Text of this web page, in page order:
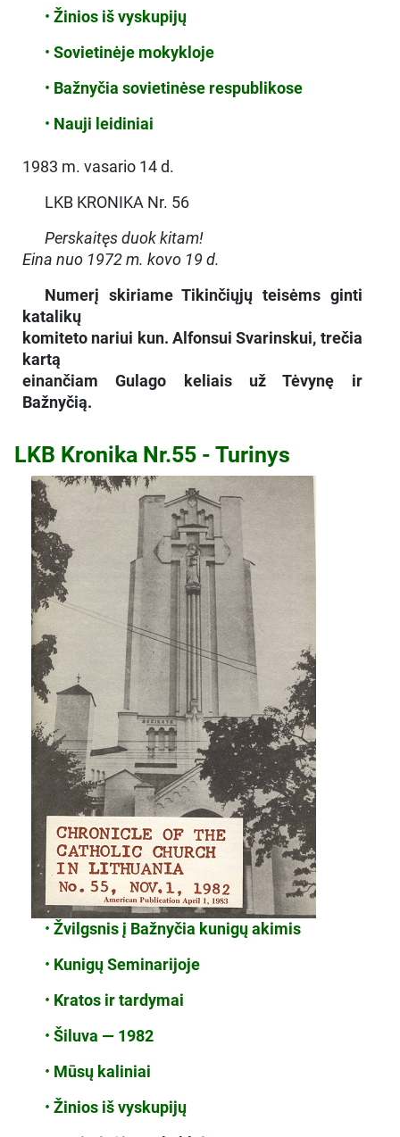
• Žinios iš vyskupijų
• Sovietinėje mokykloje
• Bažnyčia sovietinėse respublikose
• Nauji leidiniai
1983 m. vasario 14 d.
LKB KRONIKA Nr. 56
Perskaitęs duok kitam!
Eina nuo 1972 m. kovo 19 d.
Numerį skiriame Tikinčiųjų teisėms ginti
katalikų
komiteto nariui kun. Alfonsui Svarinskui, trečia
kartą
einančiam Gulago keliais už Tėvynę ir
Bažnyčią.
LKB Kronika Nr.55 - Turinys
• Žvilgsnis į Bažnyčia kunigų akimis
• Kunigų Seminarijoje
• Kratos ir tardymai
• Šiluva — 1982
• Mūsų kaliniai
• Žinios iš vyskupijų